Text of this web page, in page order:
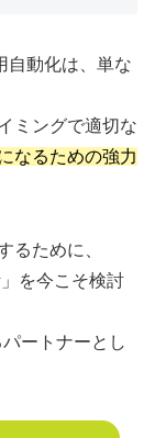
自動化は、単な
ミングで適切な
なるための強力
るために、
を今こそ検討
ートナーとし